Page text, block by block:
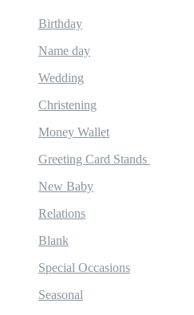
Birthday
Name day
Wedding
Christening
Money Wallet
Greeting Card Stands
New Baby
Relations
Blank
Special Occasions
Seasonal